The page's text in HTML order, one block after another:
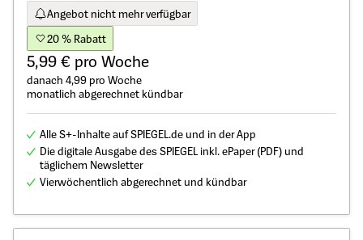
Angebot nicht mehr verfügbar
20 % Rabatt
5,99 € pro Woche
danach 4,99 pro Woche
monatlich abgerechnet kündbar
Alle S+-Inhalte auf SPIEGEL.de und in der App
Die digitale Ausgabe des SPIEGEL inkl. ePaper (PDF) und
täglichem Newsletter
Vierwöchentlich abgerechnet und kündbar